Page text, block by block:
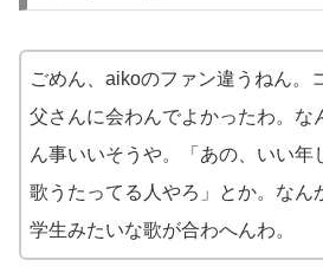
ごめん、aikoのファン違うねん。
父さんに会わんでよかったわ。な
ん事いいそうや。「あの、いい年
歌うたってる人やろ」とか。なん
学生みたいな歌が合わへんわ。